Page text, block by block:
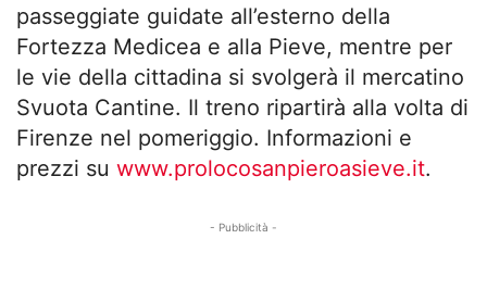
passeggiate guidate all’esterno della
Fortezza Medicea e alla Pieve, mentre per
le vie della cittadina si svolgerà il mercatino
Svuota Cantine. Il treno ripartirà alla volta di
Firenze nel pomeriggio. Informazioni e
prezzi su www.prolocosanpieroasieve.it.
- Pubblicità -